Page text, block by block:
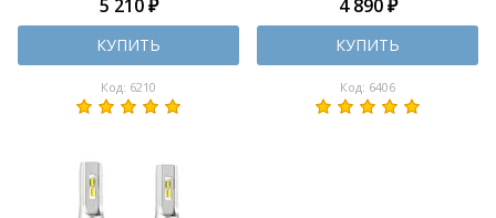
5 210 ₽
КУПИТЬ
Код: 6210
4 890 ₽
КУПИТЬ
Код: 6406